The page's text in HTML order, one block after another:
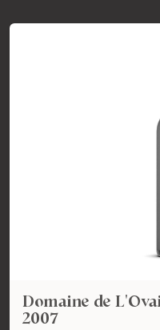
Domaine de
2007